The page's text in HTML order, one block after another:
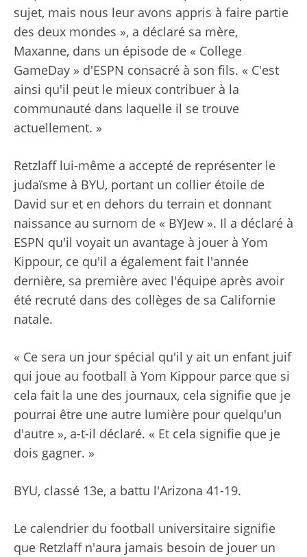
sujet, mais nous leur avons appris à faire partie
des deux mondes », a déclaré sa mère,
Maxanne, dans un épisode de « College
GameDay » d'ESPN consacré à son fils. « C'est
ainsi qu'il peut le mieux contribuer à la
communauté dans laquelle il se trouve
actuellement. »
Retzlaff lui-même a accepté de représenter le
judaïsme à BYU, portant un collier étoile de
David sur et en dehors du terrain et donnant
naissance au surnom de « BYJew ». Il a déclaré à
ESPN qu'il voyait un avantage à jouer à Yom
Kippour, ce qu'il a également fait l'année
dernière, sa première avec l'équipe après avoir
été recruté dans des collèges de sa Californie
natale.
« Ce sera un jour spécial qu'il y ait un enfant juif
qui joue au football à Yom Kippour parce que si
cela fait la une des journaux, cela signifie que je
pourrai être une autre lumière pour quelqu'un
d'autre », a-t-il déclaré. « Et cela signifie que je
dois gagner. »
BYU, classé 13e, a battu l'Arizona 41-19.
Le calendrier du football universitaire signifie
que Retzlaff n'aura jamais besoin de jouer un